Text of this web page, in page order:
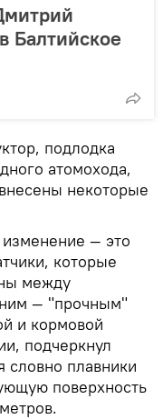
Балтийское
подлодка
атомохода,
некоторые
изменение — это
которые
между
— "прочным"
и кормовой
подчеркнул
словно плавники
поверхность